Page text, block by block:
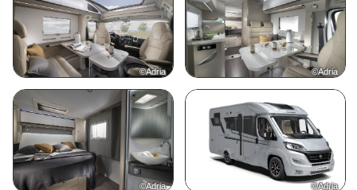
©Adria ©Adria
©Adria ©Adria